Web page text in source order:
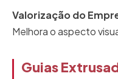
Valorização do
Melhora o aspecto
Guias